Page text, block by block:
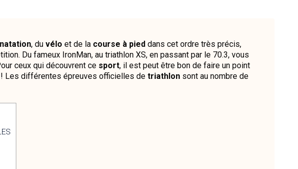
natation, du vélo et de la course à pied dans cet ordre très précis,
Du fameux IronMan, au triathlon XS, en passant par le 70.3, vous
ceux qui découvrent ce sport, il est peut être bon de faire un point
Les différentes épreuves officielles de triathlon sont au nombre de